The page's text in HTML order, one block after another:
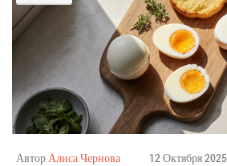
АвторАлиса Чернова 12 Октября 2025